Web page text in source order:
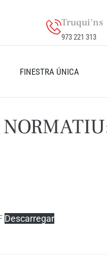
Truqui'ns
973 221 313
FINESTRA ÚNICA
Descarregar